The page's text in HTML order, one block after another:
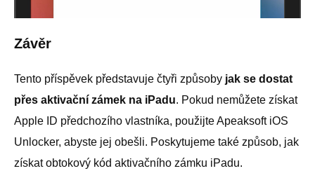
Závěr
Tento příspěvek představuje čtyři způsoby jak se dostat
přes aktivační zámek na iPadu. Pokud nemůžete získat
Apple ID předchozího vlastníka, použijte Apeaksoft iOS
Unlocker, abyste jej obešli. Poskytujeme také způsob, jak
získat obtokový kód aktivačního zámku iPadu.